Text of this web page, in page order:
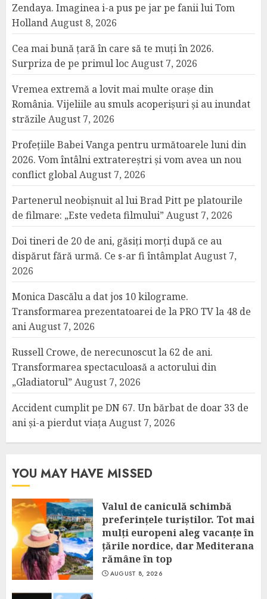
Zendaya. Imaginea i-a pus pe jar pe fanii lui Tom
HollandAugust 8, 2026
Cea mai bună țară în care să te muți în 2026.
Surpriza de pe primul locAugust 7, 2026
Vremea extremă a lovit mai multe orașe din
România. Vijeliile au smuls acoperișuri și au inundat
străzile August 7, 2026
Profețiile Babei Vanga pentru următoarele luni din
2026. Vom întâlni extratereștri și vom avea un nou
conflict globalAugust 7, 2026
Partenerul neobișnuit al lui Brad Pitt pe platourile
de filmare: „Este vedeta filmului” August 7, 2026
Doi tineri de 20 de ani, găsiți morți după ce au
dispărut fără urmă. Ce s-ar fi întâmplatAugust 7,
2026
Monica Dascălu a dat jos 10 kilograme.
Transformarea prezentatoarei de la PRO TV la 48 de
aniAugust 7, 2026
Russell Crowe, de nerecunoscut la 62 de ani.
Transformarea spectaculoasă a actorului din
„Gladiatorul” August 7, 2026
Accident cumplit pe DN 67. Un bărbat de doar 33 de
ani și-a pierdut viațaAugust 7, 2026
YOU MAY HAVE MISSED
Valul de caniculă schimbă
preferințele turiștilor. Tot mai
mulți europeni aleg vacanțe în
țările nordice, dar Mediterana
rămâne în top
AUGUST 8, 2026